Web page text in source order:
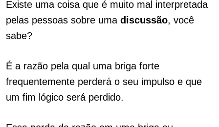
Existe uma coisa que é muito mal interpretada
pelas pessoas sobre uma discussão, você
sabe?
É a razão pela qual uma briga forte
frequentemente perderá o seu impulso e que
um fim lógico será perdido.